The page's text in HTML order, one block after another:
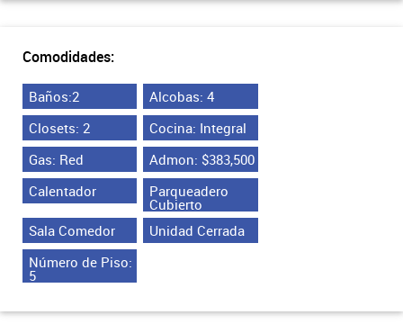
Comodidades:
Baños:2
Alcobas: 4
Closets: 2
Cocina: Integral
Gas: Red
Admon: $383,500
Calentador
Parqueadero
Cubierto
Sala Comedor
Unidad Cerrada
Número de Piso:
5